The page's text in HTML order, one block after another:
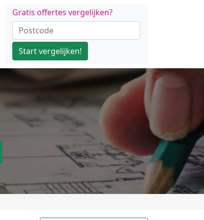
Gratis offertes vergelijken?
Start vergelijken!